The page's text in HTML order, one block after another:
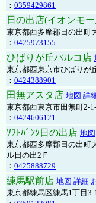
： 0359429861
日の出店(イオンモ
東京都西多摩郡日の出町
： 0425973155
ひばりが丘パルコ店
東京都西東京市ひばりが
： 0424388901
田無アスタ店 地図 詳
東京都西東京市田無町2-
： 0424606121
ｿﾌﾄﾊﾞﾝｸ日の出店 地図
東京都西多摩郡日の出
ル日の出2Ｆ
： 0425888729
練馬駅前店 地図 詳細
東京都練馬区練馬1丁目3-